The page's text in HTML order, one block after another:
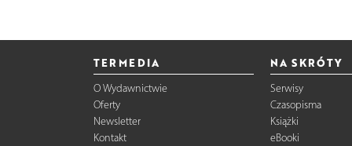
TERMEDIA
O Wydawnictwie
Oferty
Newsletter
Kontakt
NA SKRÓTY
Serwisy
Czasopisma
Książki
eBooki